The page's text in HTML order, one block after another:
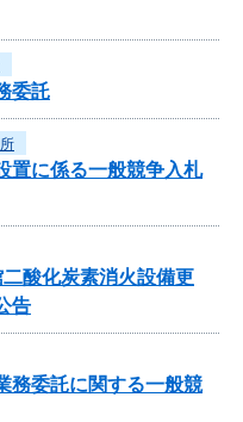
委託
置に係る一般競争入札
二酸化炭素消火設備更
告
務委託に関する一般競